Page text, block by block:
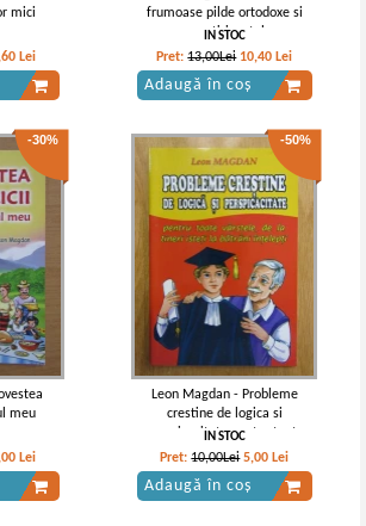
mici
Lei
frumoase pilde ortodoxe si
povestiri cu talc
IN STOC
Pret:13,00Lei 10,40 Lei
Adaugă în coș
-30%
meu
Lei
-50%
Leon Magdan - Probleme
crestine de logica si
perspicacitate pentru toate
varstele, de la tineri isteti la
batrani intelepti
IN STOC
Pret:10,00Lei 5,00 Lei
Adaugă în coș